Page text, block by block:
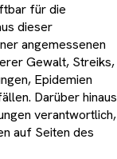
für die
dieser
angemessenen
Gewalt, Streiks,
Epidemien
Darüber hinaus
verantwortlich,
auf Seiten des